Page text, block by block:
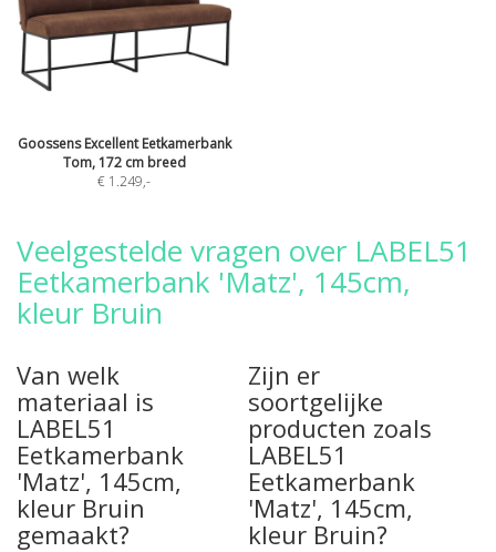
Goossens Excellent Eetkamerbank
Tom, 172 cm breed
€ 1.249,-
Veelgestelde vragen over LABEL51
Eetkamerbank 'Matz', 145cm,
kleur Bruin
Van welk
materiaal is
LABEL51
Eetkamerbank
'Matz', 145cm,
kleur Bruin
gemaakt?
Zijn er
soortgelijke
producten zoals
LABEL51
Eetkamerbank
'Matz', 145cm,
kleur Bruin?